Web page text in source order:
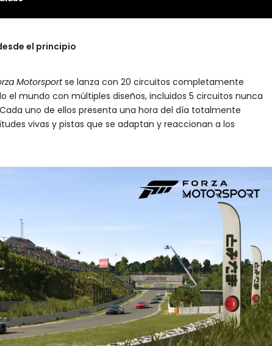
el principio
Motorsportse lanza con 20 circuitos completamente
el mundo con múltiples diseños, incluidos 5 circuitos nunca
uno de ellos presenta una hora del día totalmente
vivas y pistas que se adaptan y reaccionan a los